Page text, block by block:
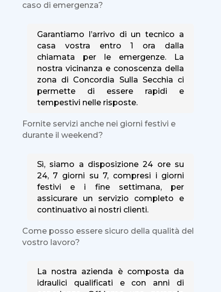
caso di emergenza?
Garantiamo l’arrivo di un tecnico a
casa vostra entro 1 ora dalla
chiamata per le emergenze. La
nostra vicinanza e conoscenza della
zona di Concordia Sulla Secchia ci
permette di essere rapidi e
tempestivi nelle risposte.
Fornite servizi anche nei giorni festivi e
durante il weekend?
Sì, siamo a disposizione 24 ore su
24, 7 giorni su 7, compresi i giorni
festivi e i fine settimana, per
assicurare un servizio completo e
continuativo ai nostri clienti.
Come posso essere sicuro della qualità del
vostro lavoro?
La nostra azienda è composta da
idraulici qualificati e con anni di